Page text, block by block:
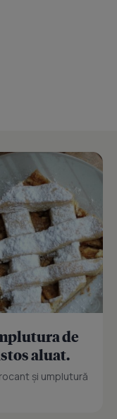
de
aluat.
și umplutură